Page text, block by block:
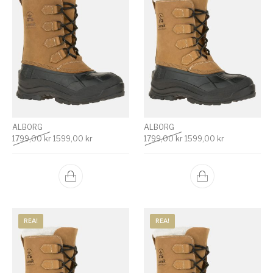
ALBORG
1799,00kr Det ursprungliga priset var: 1799,00 kr.
1599,00 krDet nuvarande priset är: 1599,00 kr.
ALBORG
1799,00kr Det ursprungliga priset
1599,00 krDet
REA! REA!